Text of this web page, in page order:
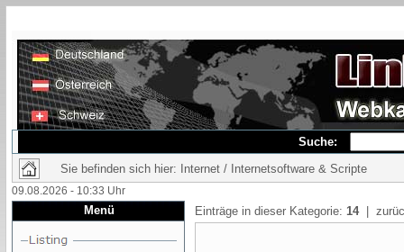
Suche:
Sie befinden sich hier: Internet / Internetsoftware & Scripte
09.08.2026 - 10:33 Uhr
Menü Einträge in dieser Kategorie: 14|